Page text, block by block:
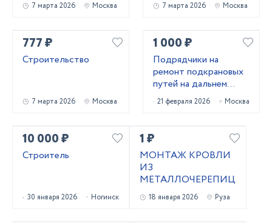
7 марта 2026 Москва 7 марта 2026 Москва
777 ₽
Строительство
7 марта 2026 Москва
1 000 ₽
Подрядчики на
ремонт подкрановых
путей на дальнем
востоке
21 февраля 2026 Москва
10 000 ₽
Строитель
30 января 2026 Ногинск
1 ₽
МОНТАЖ КРОВЛИ
ИЗ
МЕТАЛЛОЧЕРЕПИЦЫ
18 января 2026 Руза